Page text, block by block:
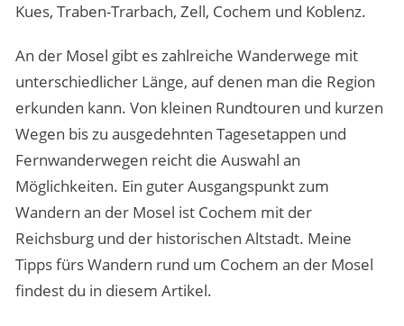
Kues, Traben-Trarbach, Zell, Cochem und Koblenz.
An der Mosel gibt es zahlreiche Wanderwege mit
unterschiedlicher Länge, auf denen man die Region
erkunden kann. Von kleinen Rundtouren und kurzen
Wegen bis zu ausgedehnten Tagesetappen und
Fernwanderwegen reicht die Auswahl an
Möglichkeiten. Ein guter Ausgangspunkt zum
Wandern an der Mosel ist Cochem mit der
Reichsburg und der historischen Altstadt. Meine
Tipps fürs Wandern rund um Cochem an der Mosel
findest du in diesem Artikel.